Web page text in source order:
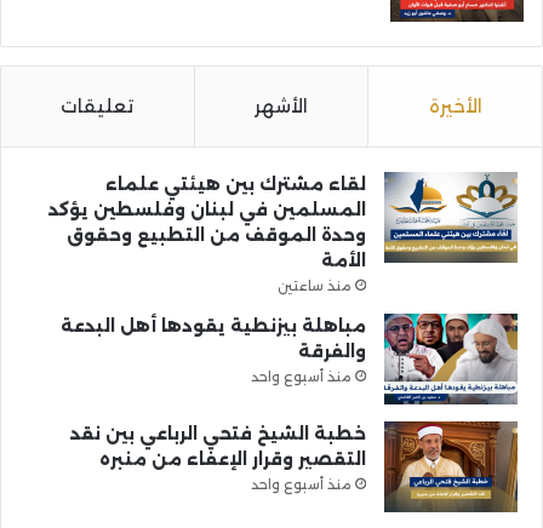
الأخيرة الأشهر تعليقات
لقاء مشترك بين هيئتي علماء
المسلمين في لبنان وفلسطين يؤكد
وحدة الموقف من التطبيع وحقوق
الأمة
منذ ساعتين
مباهلة بيزنطية يقودها أهل البدعة
والفرقة
منذ أسبوع واحد
خطبة الشيخ فتحي الرباعي بين نقد
التقصير وقرار الإعفاء من منبره
منذ أسبوع واحد